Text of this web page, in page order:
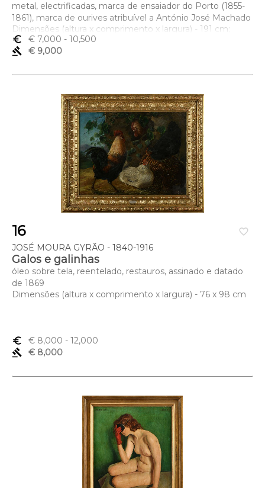
metal, electrificadas, marca de ensaiador do Porto (1855-
1861), marca de ourives atribuível a António José Machado
Dimensões (altura x comprimento x largura) - 191 cm;
Peso - (bruto) 10.997 g.
euro_symbol € 7,000 - 10,500
gavel
€ 9,000
favorite_border
16
JOSÉ MOURA GYRÃO - 1840-1916
Galos e galinhas
óleo sobre tela, reentelado, restauros, assinado e datado
de 1869
Dimensões (altura x comprimento x largura) - 76 x 98 cm
euro_symbol € 8,000 - 12,000
gavel
€ 8,000